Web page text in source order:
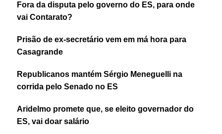
Fora da disputa pelo governo do ES, para onde
vai Contarato?
Prisão de ex-secretário vem em má hora para
Casagrande
Republicanos mantém Sérgio Meneguelli na
corrida pelo Senado no ES
Aridelmo promete que, se eleito governador do
ES, vai doar salário